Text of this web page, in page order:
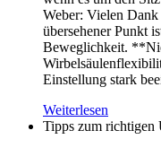
Weber: Vielen
übersehener Punkt
Beweglichkeit.
Einstellung stark
Weiterlesen
Tipps zum richtigen